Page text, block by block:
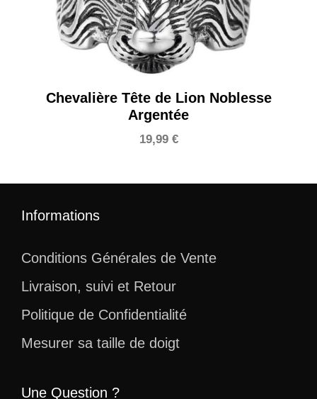
Chevalière Tête de Lion Noblesse
Argentée
19,99 €
Informations
Conditions Générales de Vente
Livraison, suivi et Retour
Politique de Confidentialité
Mesurer sa taille de doigt
Une Question ?